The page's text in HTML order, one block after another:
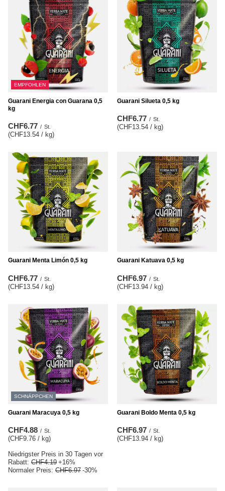
EMPFOHLEN
Guarani Energia con Guarana 0,5
kg
CHF6.77 / St.
(CHF13.54 / kg)
Guarani Silueta 0,5 kg
CHF6.77 / St.
(CHF13.54 / kg)
Guarani Menta Limón 0,5 kg
CHF6.77 / St.
(CHF13.54 / kg)
Guarani Katuava 0,5 kg
CHF6.97 / St.
(CHF13.94 / kg)
SCHNÄPPCHEN
Guarani Maracuya 0,5 kg
CHF4.88 / St.
(CHF9.76 / kg)
Niedrigster Preis in 30 Tagen vor
Rabatt: CHF4.19 +16%
Normaler Preis: CHF6.97 -30%
Guarani Boldo Menta 0,5 kg
CHF6.97 / St.
(CHF13.94 / kg)